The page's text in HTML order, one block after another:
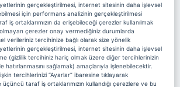
Reklam
Site Sözleşmesi
Çerez Politikası
Veri Sahibi Başvuru Formu
gerçekleştirilmesi, internet sitesinin daha işlevsel
için performans analizinin gerçekleştirilmesi
iş ortaklarımızın da erişebileceği çerezler kullanılmak
çerezler onay vermediğiniz durumlarda
verileriniz tercihinize bağlı olarak size yönelik
gerçekleştirilmesi, internet sitesinin daha işlevsel
(gizlilik tercihiniz hariç olmak üzere diğer tercihlerinizin
sağlamak) amaçlarıyla işlenebilecektir.
tercihlerinizi “Ayarlar” ibaresine tıklayarak
taraf iş ortaklarımızın kullandığı çerezlere ve bu